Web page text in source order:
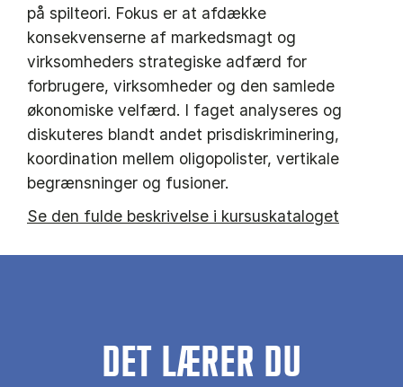
på spilteori. Fokus er at afdække
konsekvenserne af markedsmagt og
virksomheders strategiske adfærd for
forbrugere, virksomheder og den samlede
økonomiske velfærd. I faget analyseres og
diskuteres blandt andet prisdiskriminering,
koordination mellem oligopolister, vertikale
begrænsninger og fusioner.
Se den fulde beskrivelse i kursuskataloget
DET LÆRER DU